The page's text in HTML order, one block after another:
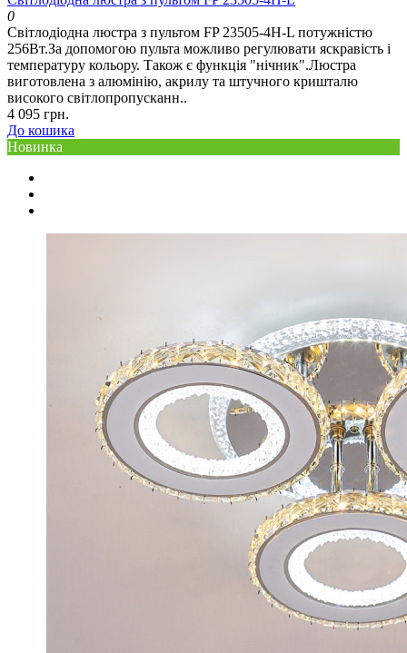
0
Світлодіодна люстра з пультом FP 23505-4H-L потужністю
256Вт.За допомогою пульта можливо регулювати яскравість і
температуру кольору. Також є функція "нічник".Люстра
виготовлена ​​з алюмінію, акрилу та штучного кришталю
високого світлопропусканн..
4 095 грн.
До кошика
Новинка